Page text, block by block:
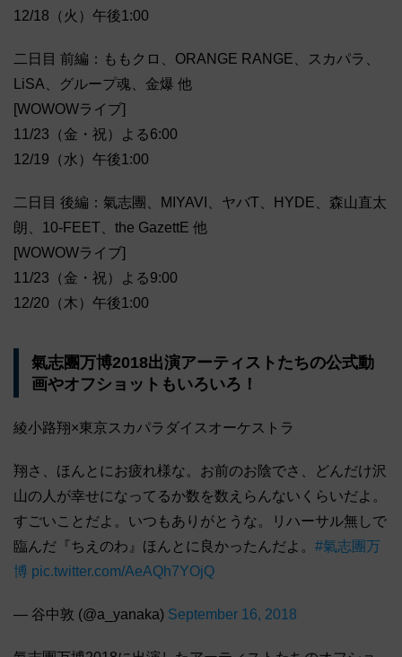
12/18（火）午後1:00
二日目 前編：ももクロ、ORANGE RANGE、スカパラ、
LiSA、グループ魂、金爆 他
[WOWOWライブ]
11/23（金・祝）よる6:00
12/19（水）午後1:00
二日目 後編：氣志團、MIYAVI、ヤバT、HYDE、森山直太
朗、10-FEET、the GazettE 他
[WOWOWライブ]
11/23（金・祝）よる9:00
12/20（木）午後1:00
氣志團万博2018出演アーティストたちの公式動
画やオフショットもいろいろ！
綾小路翔×東京スカパラダイスオーケストラ
翔さ、ほんとにお疲れ様な。お前のお陰でさ、どんだけ沢
山の人が幸せになってるか数を数えらんないくらいだよ。
すごいことだよ。いつもありがとうな。リハーサル無しで
臨んだ『ちえのわ』ほんとに良かったんだよ。 #氣志團万
博 pic.twitter.com/AeAQh7YOjQ
— 谷中敦 (@a_yanaka) September 16, 2018